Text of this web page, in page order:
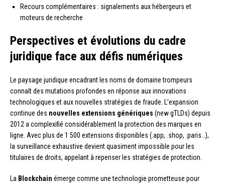
Recours complémentaires : signalements aux hébergeurs et
moteurs de recherche
Perspectives et évolutions du cadre
juridique face aux défis numériques
Le paysage juridique encadrant les noms de domaine trompeurs
connaît des mutations profondes en réponse aux innovations
technologiques et aux nouvelles stratégies de fraude. L’expansion
continue des nouvelles extensions génériques (new gTLDs) depuis
2012 a complexifié considérablement la protection des marques en
ligne. Avec plus de 1 500 extensions disponibles (.app, .shop, .paris…),
la surveillance exhaustive devient quasiment impossible pour les
titulaires de droits, appelant à repenser les stratégies de protection.
La Blockchain émerge comme une technologie prometteuse pour